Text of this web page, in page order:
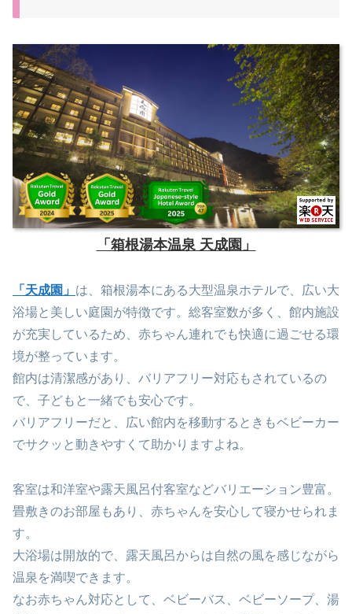
「箱根湯本温泉 天成園」
「天成園」 は、箱根湯本にある大型温泉ホテルで、広い大
浴場と美しい庭園が特徴です。総客室数が多く、館内施設
が充実しているため、赤ちゃん連れでも快適に過ごせる環
境が整っています。
館内は清潔感があり、バリアフリー対応もされているの
で、子どもと一緒でも安心です。
バリアフリーだと、広い館内を移動するときもベビーカー
でサクッと動きやすくて助かりますよね。
客室は和洋室や露天風呂付客室などバリエーション豊富。
畳敷きのお部屋もあり、赤ちゃんを安心して寝かせられま
す。
大浴場は開放的で、露天風呂からは自然の風を感じながら
温泉を満喫できます。
なお赤ちゃん対応として、ベビーバス、ベビーソープ、湯